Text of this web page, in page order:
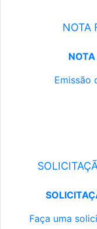
NOTA
Emissão
Faça uma